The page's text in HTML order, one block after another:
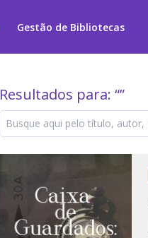
Gestão de Bibliotecas
Resultados para: “”